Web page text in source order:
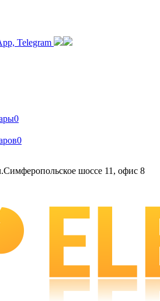
Telegram
0
0
шоссе 11, офис 8